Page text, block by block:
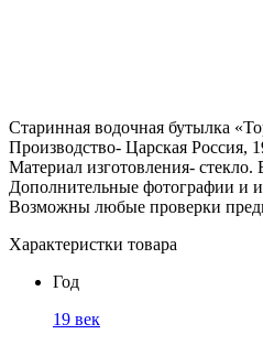
Старинная водочная бутылка
Производство- Царская Россия,
Материал изготовления- стекло.
Дополнительные фотографии и
Возможны любые проверки
Характеристки товара
Год
19 век